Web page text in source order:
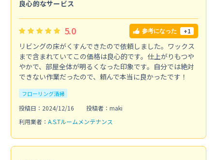
良心的なサービス
5.0 参考になった +1
リビングの床がくすんできたので依頼しました。ワックス
まで含まれていてこの価格は良心的です。仕上がりもつや
やかで、部屋全体が明るくなった印象です。自分では絶対
できない作業だったので、頼んで本当に良かったです！
フローリング清掃
投稿日：2024/12/16
投稿者：maki
利用業者： A.S.Tルームメンテナンス